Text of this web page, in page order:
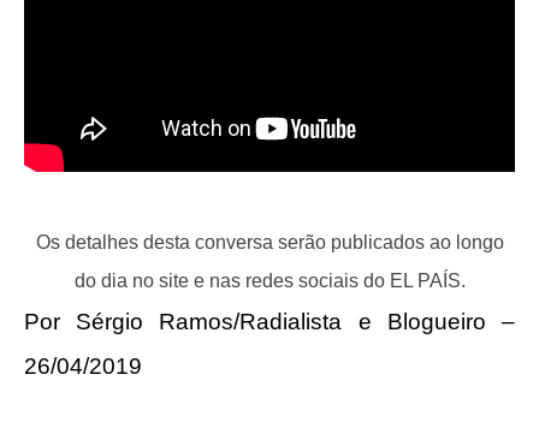
Os detalhes desta conversa serão publicados ao longo
do dia no site e nas redes sociais do EL PAÍS.
Por Sérgio Ramos/Radialista e Blogueiro –
26/04/2019